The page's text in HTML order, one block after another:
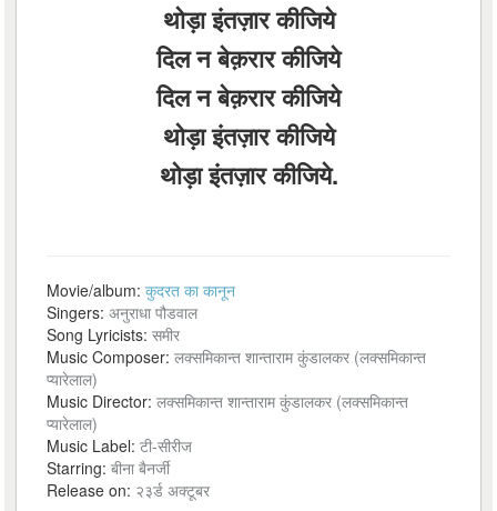
थोड़ा इंतज़ार कीजिये
दिल न बेक़रार कीजिये
दिल न बेक़रार कीजिये
थोड़ा इंतज़ार कीजिये
थोड़ा इंतज़ार कीजिये.
Movie/album:कुदरत का कानून
Singers:अनुराधा पौडवाल
Song Lyricists:समीर
Music Composer:लक्समिकान्त शान्ताराम कुंडालकर (लक्समिकान्त
प्यारेलाल)
Music Director:लक्समिकान्त शान्ताराम कुंडालकर (लक्समिकान्त
प्यारेलाल)
Music Label:टी-सीरीज
Starring:बीना बैनर्जी
Release on: २३र्ड अक्टूबर